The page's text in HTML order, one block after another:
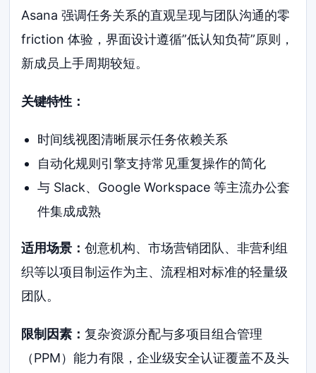
Asana 强调任务关系的直观呈现与团队沟通的零
friction 体验，界面设计遵循”低认知负荷”原则，
新成员上手周期较短。
关键特性：
时间线视图清晰展示任务依赖关系
自动化规则引擎支持常见重复操作的简化
与 Slack、Google Workspace 等主流办公套
件集成成熟
适用场景：创意机构、市场营销团队、非营利组
织等以项目制运作为主、流程相对标准的轻量级
团队。
限制因素：复杂资源分配与多项目组合管理
（PPM）能力有限，企业级安全认证覆盖不及头